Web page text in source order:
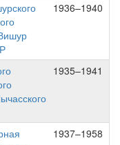
1936–1940
1935–1941
1937–1958